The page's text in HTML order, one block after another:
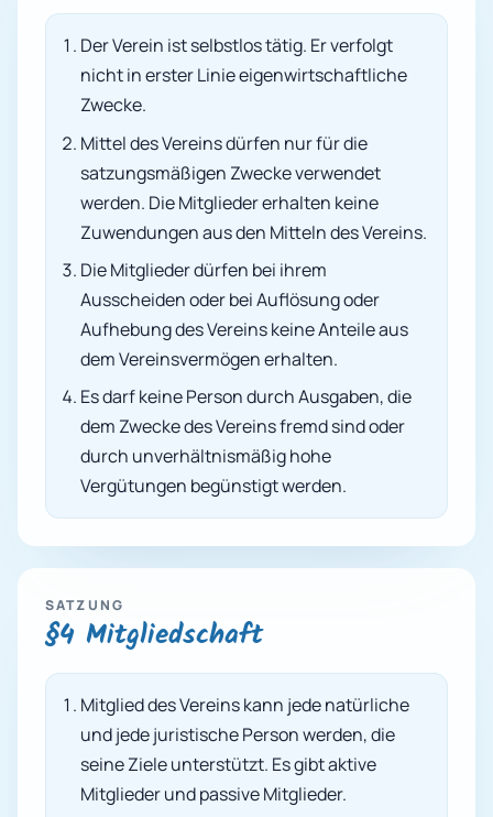
Der Verein ist selbstlos tätig. Er verfolgt
nicht in erster Linie eigenwirtschaftliche
Zwecke.
Mittel des Vereins dürfen nur für die
satzungsmäßigen Zwecke verwendet
werden. Die Mitglieder erhalten keine
Zuwendungen aus den Mitteln des Vereins.
Die Mitglieder dürfen bei ihrem
Ausscheiden oder bei Auflösung oder
Aufhebung des Vereins keine Anteile aus
dem Vereinsvermögen erhalten.
Es darf keine Person durch Ausgaben, die
dem Zwecke des Vereins fremd sind oder
durch unverhältnismäßig hohe
Vergütungen begünstigt werden.
SATZUNG
§4 Mitgliedschaft
Mitglied des Vereins kann jede natürliche
und jede juristische Person werden, die
seine Ziele unterstützt. Es gibt aktive
Mitglieder und passive Mitglieder.